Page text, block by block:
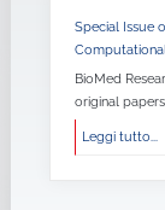
Special Issue
BioMed
original
Leggi tutto...